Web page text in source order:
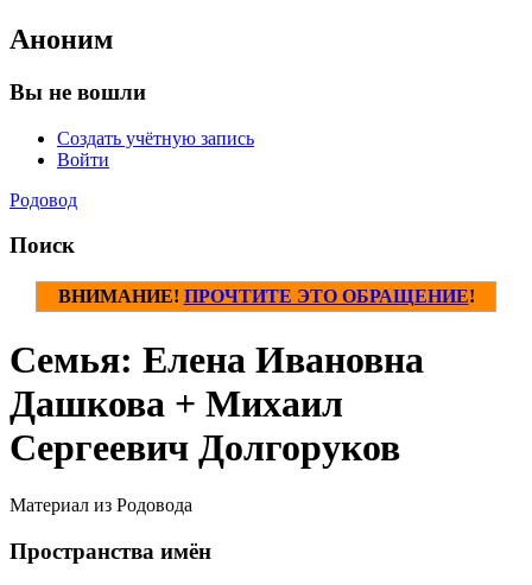
Аноним
Вы не вошли
Создать учётную запись
Войти
Родовод
Поиск
ВНИМАНИЕ! ПРОЧТИТЕ ЭТО ОБРАЩЕНИЕ!
Семья: Елена Ивановна
Дашкова + Михаил
Сергеевич Долгоруков
Материал из Родовода
Пространства имён